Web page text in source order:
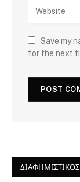
Save my
for the next